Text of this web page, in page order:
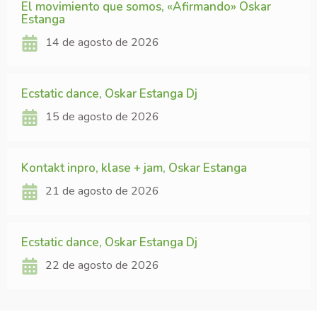
El movimiento que somos, «Afirmando» Oskar
Estanga
14 de agosto de 2026
Ecstatic dance, Oskar Estanga Dj
15 de agosto de 2026
Kontakt inpro, klase + jam, Oskar Estanga
21 de agosto de 2026
Ecstatic dance, Oskar Estanga Dj
22 de agosto de 2026